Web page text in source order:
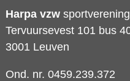
Harpa vzw
Tervuursevest 101 bus
3001 Leuven
Ond. nr. 0459.239.372